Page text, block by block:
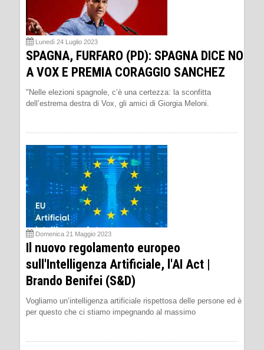
Lunedì 24 Luglio 2023
SPAGNA, FURFARO (PD): SPAGNA DICE NO
A VOX E PREMIA CORAGGIO SANCHEZ
"Nelle elezioni spagnole, c’è una certezza: la sconfitta
dell’estrema destra di Vox, gli amici di Giorgia Meloni.
Domenica 21 Maggio 2023
Il nuovo regolamento europeo
sull'Intelligenza Artificiale, l'AI Act |
Brando Benifei (S&D)
Vogliamo un’intelligenza artificiale rispettosa delle persone ed è
per questo che ci stiamo impegnando al massimo